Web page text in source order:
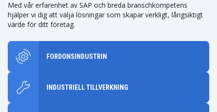
Med vår erfarenhet av SAP och breda branschkompetens
hjälper vi dig att välja lösningar som skapar verkligt, långsiktigt
värde för ditt företag.
FORDONSINDUSTRIN
INDUSTRIELL TILLVERKNING